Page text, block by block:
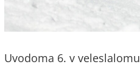
Uvodoma 6. v veleslalomu